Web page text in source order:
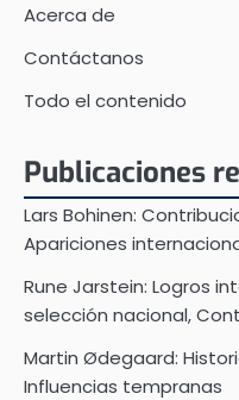
Acerca de
Contáctanos
Todo el contenido
Publicaciones
Lars Bohinen:
Apariciones
Rune Jarstein: Logros
selección nacional,
Martin Ødegaard:
Influencias tempranas